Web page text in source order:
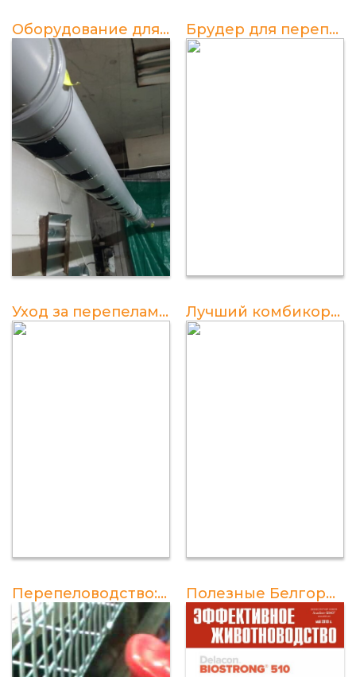
Оборудование для разведения перепелов Брудер для перепелов: выбор и использование
Уход за перепелами в домашних условиях Лучший комбикорм для перепелов: советы по выбору и использованию
Перепеловодство: пошаговая инструкция по созданию клетки для перепелов Полезные Белгородские корма для перепелов